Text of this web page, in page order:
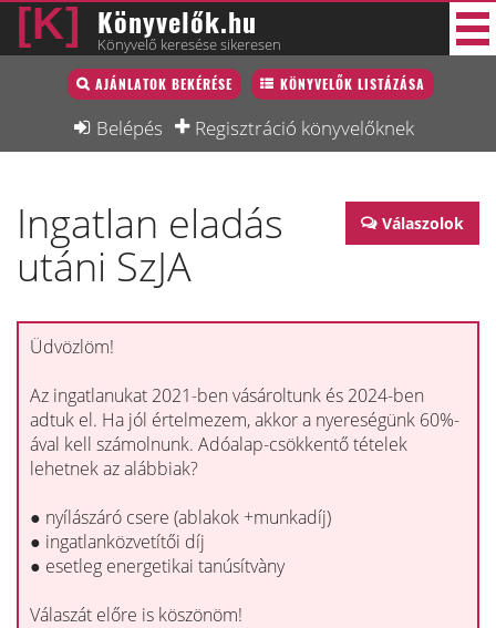
Könyvelők.hu
Könyvelő keresése sikeresen
AJÁNLATOK BEKÉRÉSE KÖNYVELŐK LISTÁZÁSA
Belépés Regisztráció könyvelőknek
Könyvelő lista
Könyvelési munkák
Interjú
Blog
Képzésnaptár
Válaszolok
Ingatlan eladás
utáni SzJA
Üdvözlöm!
Az ingatlanukat 2021-ben vásároltunk és 2024-ben
adtuk el. Ha jól értelmezem, akkor a nyereségünk 60%-
ával kell számolnunk. Adóalap-csökkentő tételek
lehetnek az alábbiak?
● nyílászáró csere (ablakok +munkadíj)
● ingatlanközvetítői díj
● esetleg energetikai tanúsítvàny
Válaszát előre is köszönöm!